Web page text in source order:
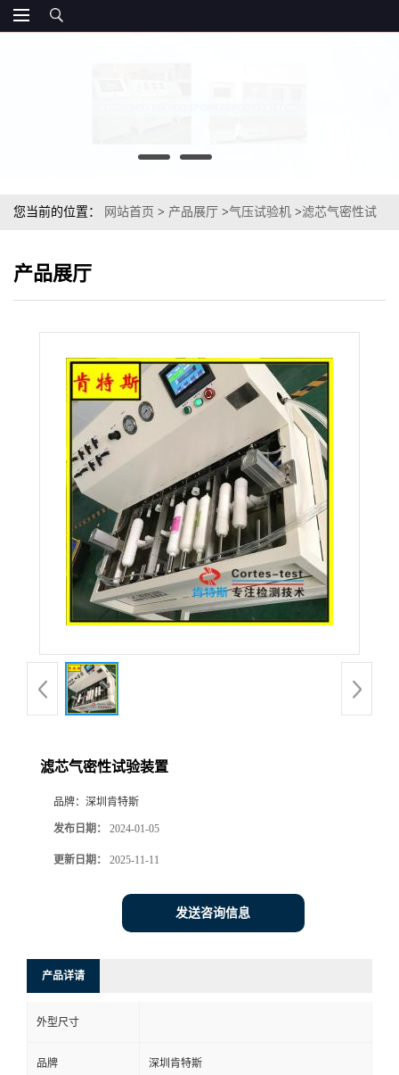
您当前的位置： 网站首页 > 产品展厅 >气压试验机 >滤芯气密性试
产品展厅
滤芯气密性试验装置
品牌： 深圳肯特斯
发布日期： 2024-01-05
更新日期： 2025-11-11
发送咨询信息
产品详请
外型尺寸
品牌 深圳肯特斯